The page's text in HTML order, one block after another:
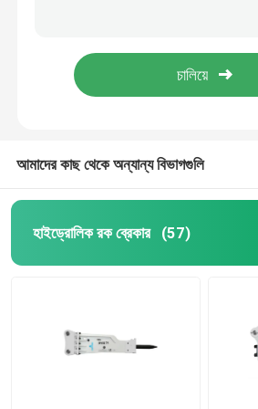
হাইড্রোলিক ব্রেকার চিজেল
ব্রেকার সীল
জলবাহী ঝোপ
আমাদের কাছ থেকে অন্যান্য বিভাগগুলি
হাইড্রোলিক রক ব্রেকার (57)